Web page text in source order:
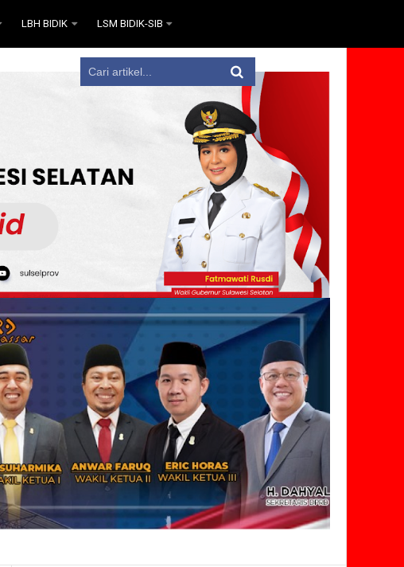
LBH BIDIK LSM BIDIK-SIB